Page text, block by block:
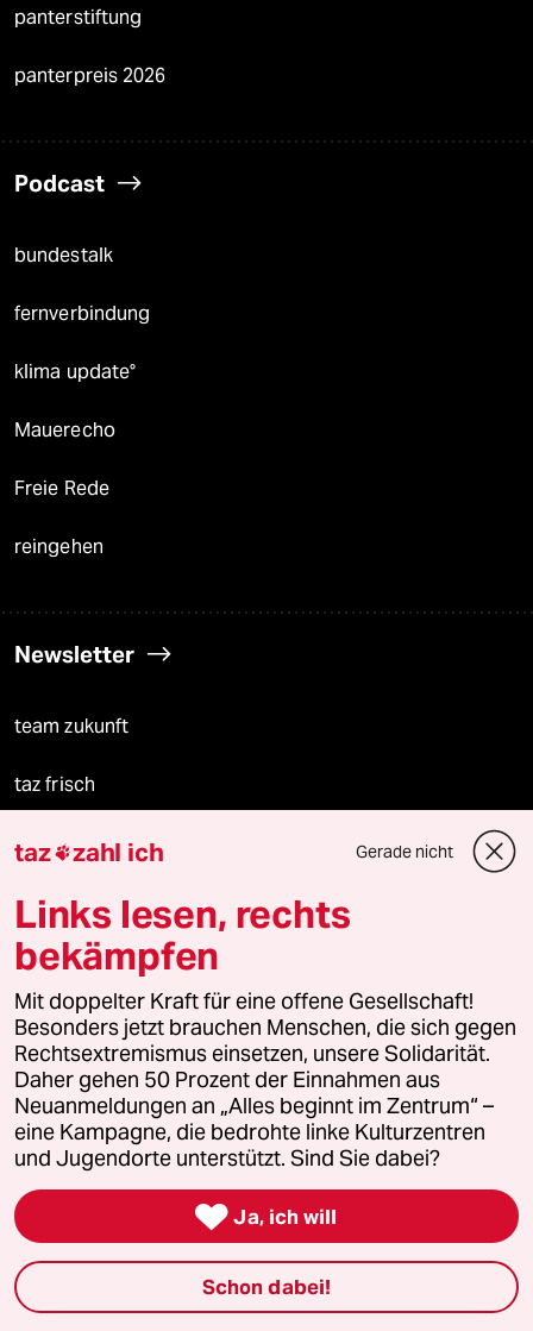
panterstiftung
panterpreis 2026
Podcast
bundestalk
fernverbindung
klima update°
Mauerecho
Freie Rede
reingehen
Newsletter
team zukunft
taz frisch
taz zahl ich
taz lab Infobrief
Veranstaltungen
Demnächst
Vor Ort
Live im Stream
taz lab 2027
taz zahl ich Gerade nicht
Links lesen, rechts
bekämpfen
Mit doppelter Kraft für eine offene Gesellschaft!
Besonders jetzt brauchen Menschen, die sich gegen
Rechtsextremismus einsetzen, unsere Solidarität.
Daher gehen 50 Prozent der Einnahmen aus
Neuanmeldungen an „Alles beginnt im Zentrum“ –
eine Kampagne, die bedrohte linke Kulturzentren
und Jugendorte unterstützt. Sind Sie dabei?
 Ja, ich will
Schon dabei!